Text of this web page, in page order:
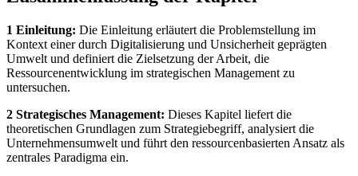
1 Einleitung: Die Einleitung erläutert die Problemstellung im
Kontext einer durch Digitalisierung und Unsicherheit geprägten
Umwelt und definiert die Zielsetzung der Arbeit, die
Ressourcenentwicklung im strategischen Management zu
untersuchen.
2 Strategisches Management: Dieses Kapitel liefert die
theoretischen Grundlagen zum Strategiebegriff, analysiert die
Unternehmensumwelt und führt den ressourcenbasierten Ansatz als
zentrales Paradigma ein.